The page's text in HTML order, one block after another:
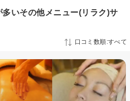
いその他メニュー(リラク)サ
口コミ数順:すべて